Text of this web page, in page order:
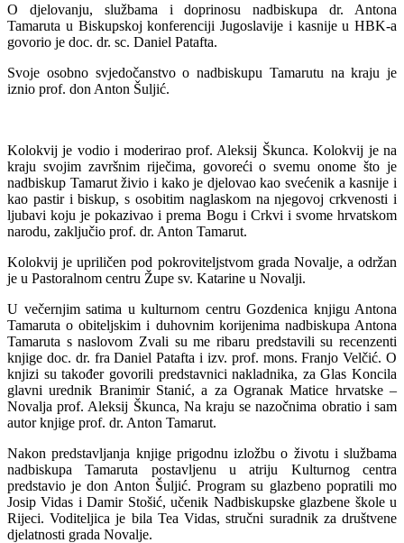
O djelovanju, službama i doprinosu nadbiskupa dr. Antona
Tamaruta u Biskupskoj konferenciji Jugoslavije i kasnije u HBK-a
govorio je doc. dr. sc. Daniel Patafta.
Svoje osobno svjedočanstvo o nadbiskupu Tamarutu na kraju je
iznio prof. don Anton Šuljić.
Kolokvij je vodio i moderirao prof. Aleksij Škunca. Kolokvij je na
kraju svojim završnim riječima, govoreći o svemu onome što je
nadbiskup Tamarut živio i kako je djelovao kao svećenik a kasnije i
kao pastir i biskup, s osobitim naglaskom na njegovoj crkvenosti i
ljubavi koju je pokazivao i prema Bogu i Crkvi i svome hrvatskom
narodu, zaključio prof. dr. Anton Tamarut.
Kolokvij je upriličen pod pokroviteljstvom grada Novalje, a održan
je u Pastoralnom centru Župe sv. Katarine u Novalji.
U večernjim satima u kulturnom centru Gozdenica knjigu Antona
Tamaruta o obiteljskim i duhovnim korijenima nadbiskupa Antona
Tamaruta s naslovom Zvali su me ribaru predstavili su recenzenti
knjige doc. dr. fra Daniel Patafta i izv. prof. mons. Franjo Velčić. O
knjizi su također govorili predstavnici nakladnika, za Glas Koncila
glavni urednik Branimir Stanić, a za Ogranak Matice hrvatske –
Novalja prof. Aleksij Škunca, Na kraju se nazočnima obratio i sam
autor knjige prof. dr. Anton Tamarut.
Nakon predstavljanja knjige prigodnu izložbu o životu i službama
nadbiskupa Tamaruta postavljenu u atriju Kulturnog centra
predstavio je don Anton Šuljić. Program su glazbeno popratili mo
Josip Vidas i Damir Stošić, učenik Nadbiskupske glazbene škole u
Rijeci. Voditeljica je bila Tea Vidas, stručni suradnik za društvene
djelatnosti grada Novalje.